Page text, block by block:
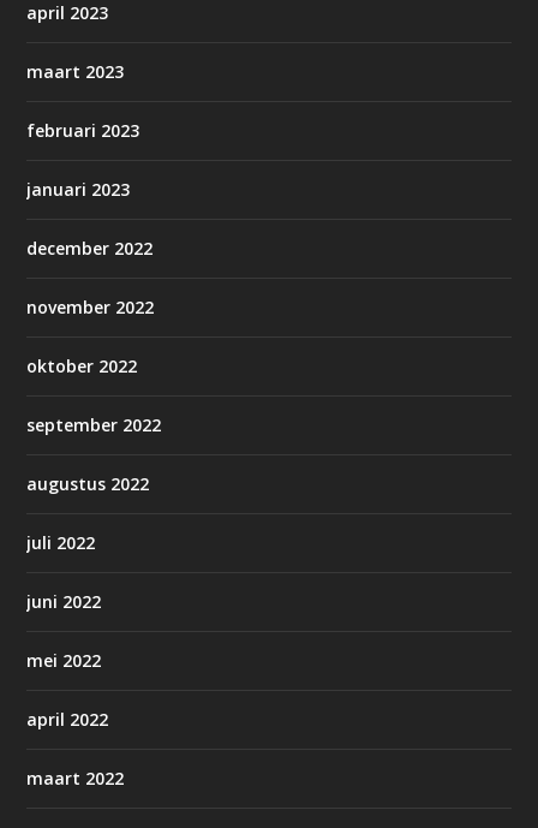
april 2023
maart 2023
februari 2023
januari 2023
december 2022
november 2022
oktober 2022
september 2022
augustus 2022
juli 2022
juni 2022
mei 2022
april 2022
maart 2022